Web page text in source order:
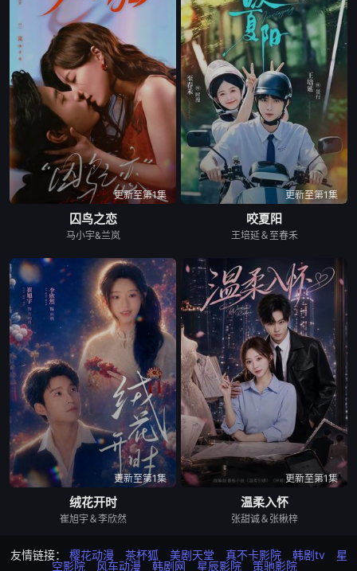
更新至第1集
囚鸟之恋
马小宇&兰岚
更新至第1集
咬夏阳
王培延＆至春禾
更新至第1集
绒花开时
崔旭宇＆李欣然
更新至第1集
温柔入怀
张甜诚＆张楸梓
友情链接： 樱花动漫 茶杯狐 美剧天堂 真不卡影院 韩剧tv
星
空影院
风车动漫 韩剧网 星辰影院 策驰影院